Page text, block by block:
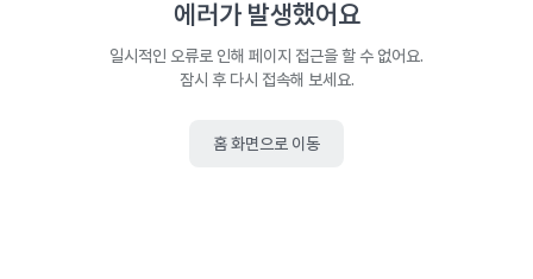
에러가 발생했어요
일시적인 오류로 인해 페이지 접근을 할 수 없어요.
잠시 후 다시 접속해 보세요.
홈 화면으로 이동